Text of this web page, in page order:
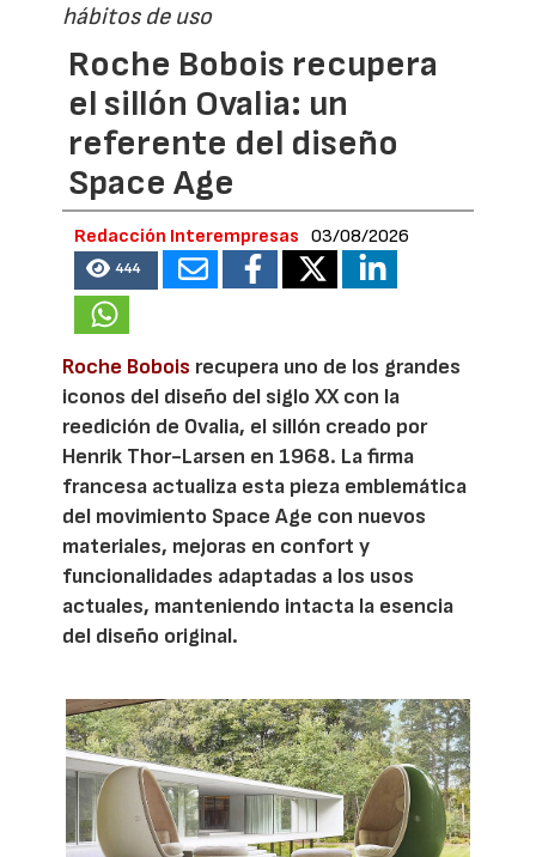
hábitos de uso
Roche Bobois recupera
el sillón Ovalia: un
referente del diseño
Space Age
Redacción Interempresas 03/08/2026
444
Roche Bobois recupera uno de los grandes
iconos del diseño del siglo XX con la
reedición de Ovalia, el sillón creado por
Henrik Thor-Larsen en 1968. La firma
francesa actualiza esta pieza emblemática
del movimiento Space Age con nuevos
materiales, mejoras en confort y
funcionalidades adaptadas a los usos
actuales, manteniendo intacta la esencia
del diseño original.